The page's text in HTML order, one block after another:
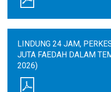
LINDUNG 24 JAM,
JUTA FAEDAH DALAM
2026)